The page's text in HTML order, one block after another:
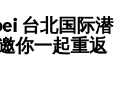
香港
台北国际潜
你一起重返